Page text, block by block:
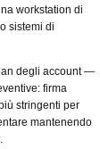
workstation di
sistemi di
degli account —
firma
stringenti per
mantenendo